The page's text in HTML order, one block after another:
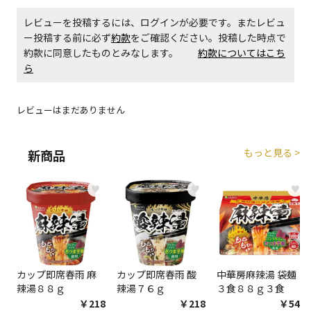
エアコンの取付工事が必要な商品です。別途費用が発
生する場合がございます。
レビューを投稿するには、ログインが必要です。またレビュ
ー投稿する前に必ず約款をご確認ください。投稿した時点で
約款に同意したものとみなします。 約款についてはこち
ら
レビューはまだありません
新商品 もっと見る >
♥
カップ即席春雨 麻
辣湯８８ｇ
￥218
♥
カップ即席春雨 酸
辣湯７６ｇ
￥218
♥
中華房麻辣湯 袋麺
３食８８ｇ３食
￥548